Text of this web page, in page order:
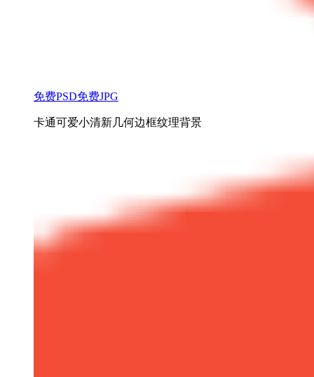
免费PSD免费JPG
卡通可爱小清新几何边框纹理背景